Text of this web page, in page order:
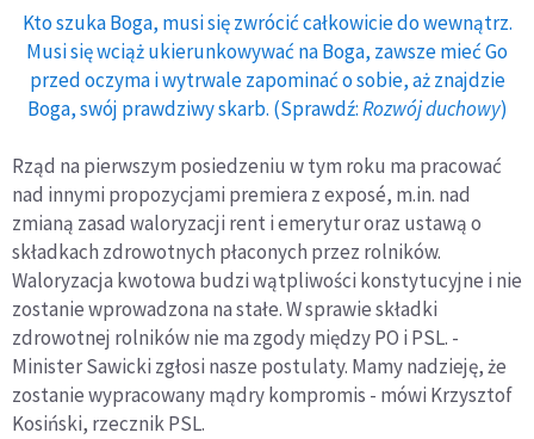
Kto szuka Boga, musi się zwrócić całkowicie do wewnątrz.
Musi się wciąż ukierunkowywać na Boga, zawsze mieć Go
przed oczyma i wytrwale zapominać o sobie, aż znajdzie
Boga, swój prawdziwy skarb. (Sprawdź:Rozwój duchowy)
Rząd na pierwszym posiedzeniu w tym roku ma pracować
nad innymi propozycjami premiera z exposé, m.in. nad
zmianą zasad waloryzacji rent i emerytur oraz ustawą o
składkach zdrowotnych płaconych przez rolników.
Waloryzacja kwotowa budzi wątpliwości konstytucyjne i nie
zostanie wprowadzona na stałe. W sprawie składki
zdrowotnej rolników nie ma zgody między PO i PSL. -
Minister Sawicki zgłosi nasze postulaty. Mamy nadzieję, że
zostanie wypracowany mądry kompromis - mówi Krzysztof
Kosiński, rzecznik PSL.